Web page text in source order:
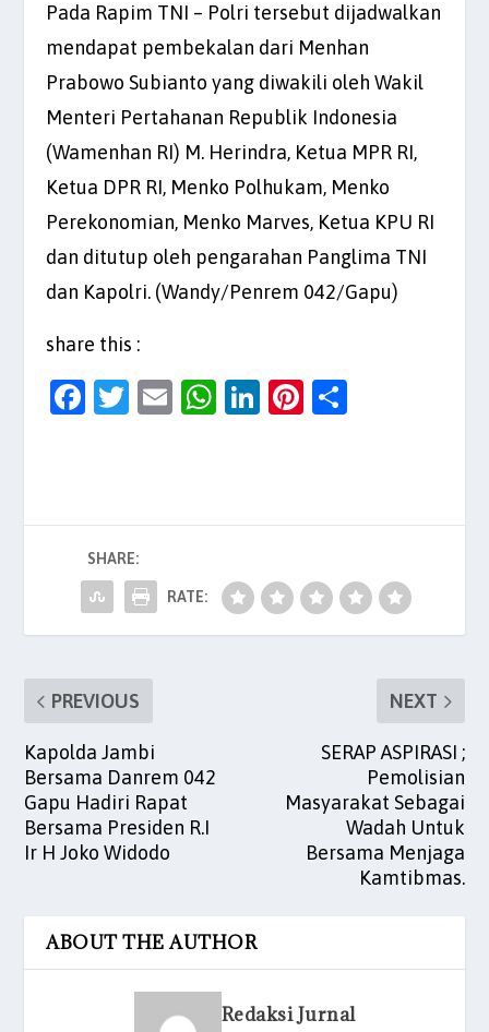
Pada Rapim TNI – Polri tersebut dijadwalkan
mendapat pembekalan dari Menhan
Prabowo Subianto yang diwakili oleh Wakil
Menteri Pertahanan Republik Indonesia
(Wamenhan RI) M. Herindra, Ketua MPR RI,
Ketua DPR RI, Menko Polhukam, Menko
Perekonomian, Menko Marves, Ketua KPU RI
dan ditutup oleh pengarahan Panglima TNI
dan Kapolri. (Wandy/Penrem 042/Gapu)
share this :
F
b
o
o
k
T
E
W
A
p
p
Li
dI
n
Pi
t
SHARE:
RATE:
PREVIOUS
Kapolda Jambi
Bersama Danrem 042
Gapu Hadiri Rapat
Bersama Presiden R.I
Ir H Joko Widodo
NEXT
SERAP ASPIRASI ;
Pemolisian
Masyarakat Sebagai
Wadah Untuk
Bersama Menjaga
Kamtibmas.
ABOUT THE AUTHOR
Redaksi Jurnal